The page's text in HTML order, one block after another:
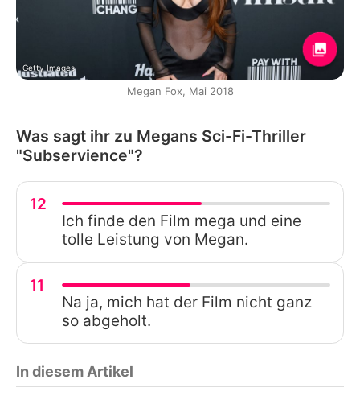
Getty Images
Megan Fox, Mai 2018
Was sagt ihr zu Megans Sci-Fi-Thriller
"Subservience"?
12
Ich finde den Film mega und eine
tolle Leistung von Megan.
11
Na ja, mich hat der Film nicht ganz
so abgeholt.
In diesem Artikel